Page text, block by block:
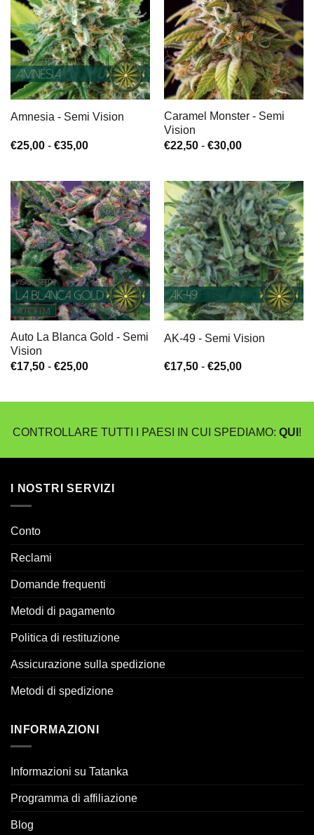
Amnesia - Semi Vision
€25,00 - €35,00Fascia
da
€25,00
a
€35,00
Caramel Monster - Semi
Vision
€22,50 - €30,00Fascia
da
€22,50
a
€30,00
Auto La Blanca Gold - Semi
Vision
€17,50 - €25,00Fascia
da
€25,00
AK-49 - Semi Vision
€17,50 - €25,00Fascia
da
€25,00
CONTROLLARE TUTTI I PAESI IN CUI SPEDIAMO: QUI !
I NOSTRI SERVIZI
Conto
Reclami
Domande frequenti
Metodi di pagamento
Politica di restituzione
Assicurazione sulla spedizione
Metodi di spedizione
INFORMAZIONI
Informazioni su Tatanka
Programma di affiliazione
Blog